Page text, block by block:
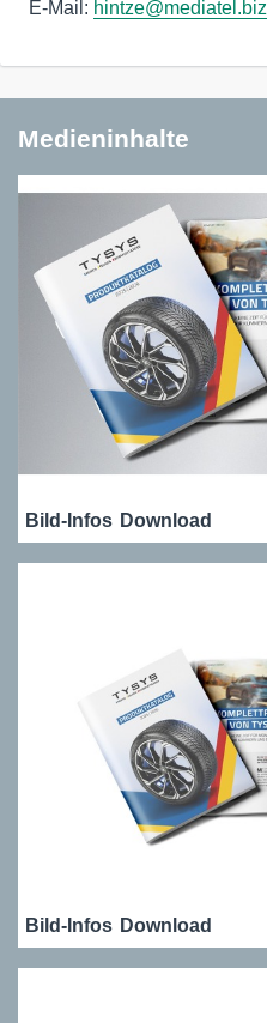
E-Mail: hintze@mediatel.biz
Medieninhalte
Bild-Infos Download
Bild-Infos Download